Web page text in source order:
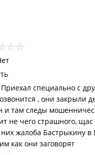
Приехал специально с
, они закрыли
и там следы
не чего страшного, щас
жалоба Бастрыкину в
как они заговорят